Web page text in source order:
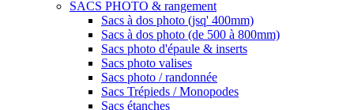
SACS PHOTO & rangement
Sacs à dos photo (jsq' 400mm)
Sacs à dos photo (de 500 à 800mm)
Sacs photo d'épaule & inserts
Sacs photo valises
Sacs photo / randonnée
Sacs Trépieds / Monopodes
Sacs étanches